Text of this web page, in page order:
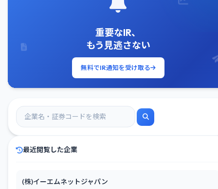
重要なIR、
もう見逃さない
無料でIR通知を受け取る
最近閲覧した企業
(株)イーエムネットジャパン